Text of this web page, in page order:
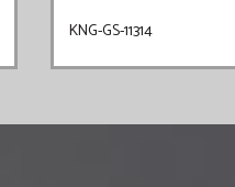
KNG-GS-11314